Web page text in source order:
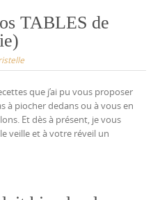
TABLES de
que j’ai pu vous proposer
à piocher dedans ou à vous en
Et dès à présent, je vous
veille et à votre réveil un